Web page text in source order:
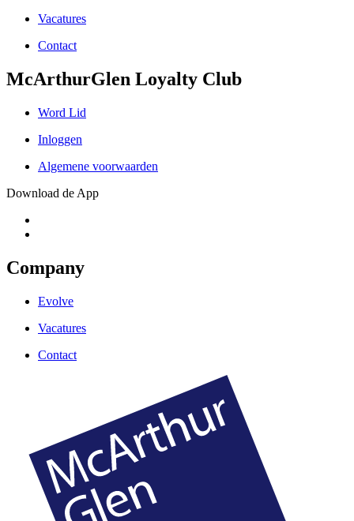
Vacatures
Contact
McArthurGlen Loyalty Club
Word Lid
Inloggen
Algemene voorwaarden
Download de App
Company
Evolve
Vacatures
Contact